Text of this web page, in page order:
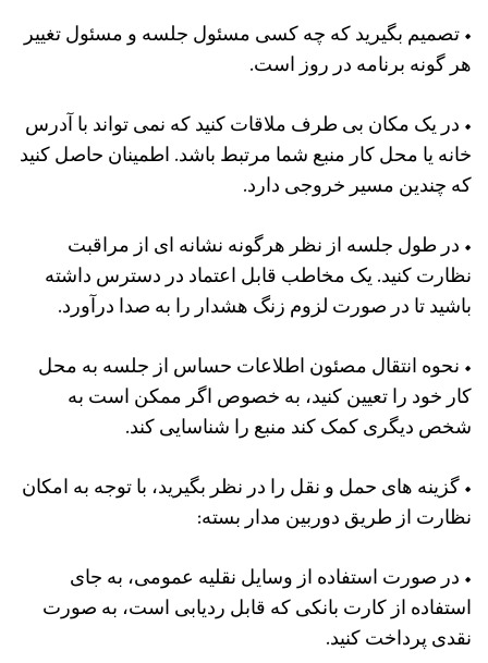
• تصمیم بگیرید که چه کسی مسئول جلسه و مسئول تغییر
هر گونه برنامه در روز است.
• در یک مکان بی طرف ملاقات کنید که نمی تواند با آدرس
خانه یا محل کار منبع شما مرتبط باشد. اطمینان حاصل کنید
که چندین مسیر خروجی دارد.
• در طول جلسه از نظر هرگونه نشانه ای از مراقبت
نظارت کنید. یک مخاطب قابل اعتماد در دسترس داشته
باشید تا در صورت لزوم زنگ هشدار را به صدا درآورد.
• نحوه انتقال مصئون اطلاعات حساس از جلسه به محل
کار خود را تعیین کنید، به خصوص اگر ممکن است به
شخص دیگری کمک کند منبع را شناسایی کند.
• گزینه های حمل و نقل را در نظر بگیرید، با توجه به امکان
نظارت از طریق دوربین مدار بسته:
• در صورت استفاده از وسایل نقلیه عمومی، به جای
استفاده از کارت بانکی که قابل ردیابی است، به صورت
نقدی پرداخت کنید.